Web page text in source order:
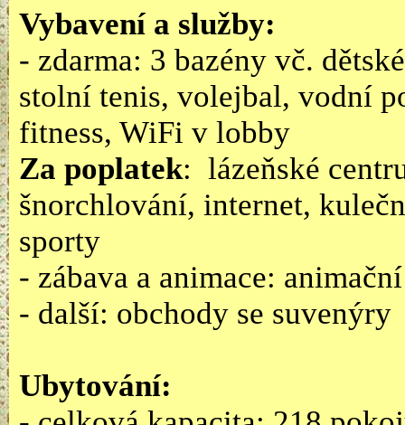
Vybavení a služby:
- zdarma: 3 bazény vč.
stolní tenis, volejbal, vodní
fitness, WiFi v lobby
Za poplatek: lázeňské
šnorchlování, internet,
sporty
- zábava a animace:
- další: obchody se suvenýry
Ubytování: